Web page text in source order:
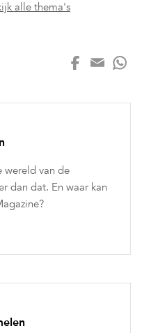
alle thema's
wereld van de
dan dat. En waar kan